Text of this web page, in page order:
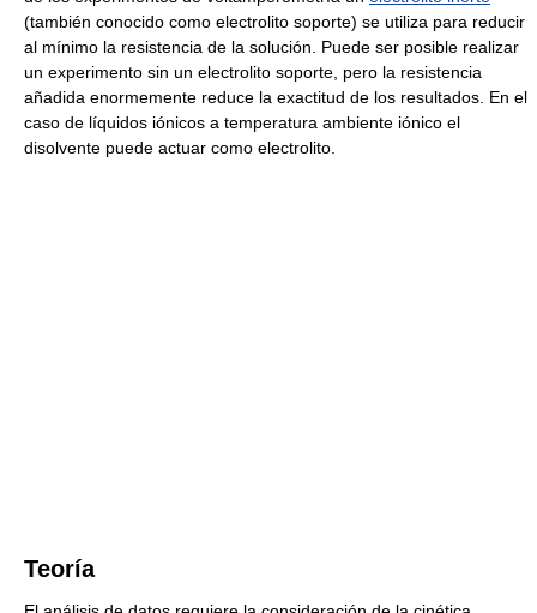
(también conocido como electrolito soporte) se utiliza para reducir
al mínimo la resistencia de la solución. Puede ser posible realizar
un experimento sin un electrolito soporte, pero la resistencia
añadida enormemente reduce la exactitud de los resultados. En el
caso de líquidos iónicos a temperatura ambiente iónico el
disolvente puede actuar como electrolito.
Teoría